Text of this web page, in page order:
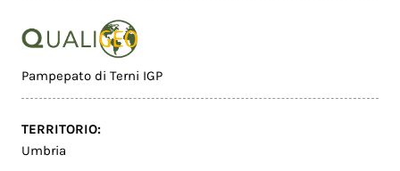
Pampepato di Terni IGP
TERRITORIO:
Umbria